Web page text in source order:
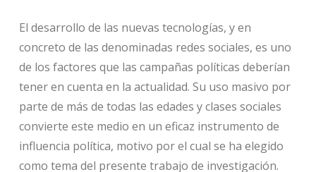
El desarrollo de las nuevas tecnologías, y en
concreto de las denominadas redes sociales, es uno
de los factores que las campañas políticas deberían
tener en cuenta en la actualidad. Su uso masivo por
parte de más de todas las edades y clases sociales
convierte este medio en un eficaz instrumento de
influencia política, motivo por el cual se ha elegido
como tema del presente trabajo de investigación.